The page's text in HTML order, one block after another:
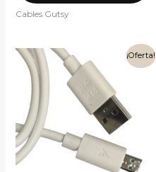
Cables Gutsy
¡Oferta!
El
precio
original
era:
$120.00.
precio
actual
es:
$100.00.